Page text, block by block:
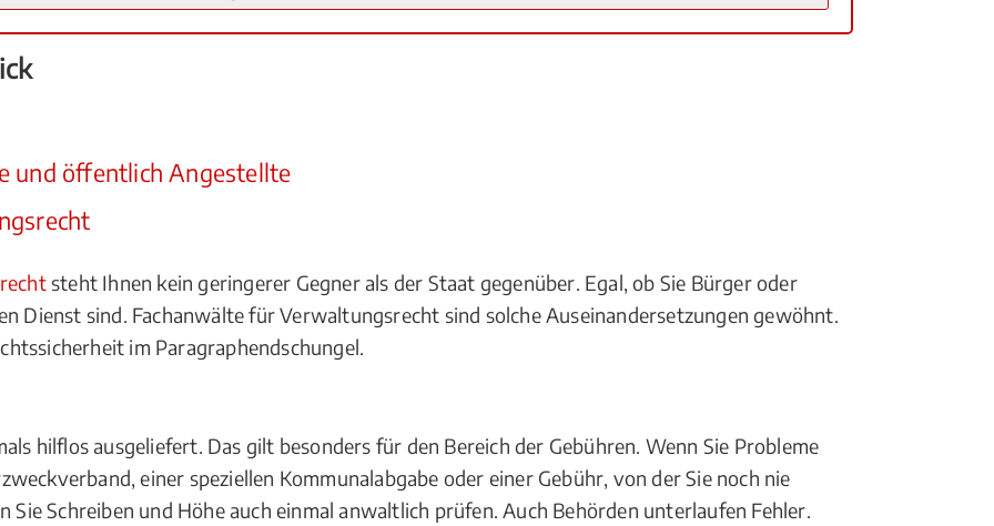
und öffentlich Angestellte
steht Ihnen kein geringerer Gegner als der Staat gegenüber. Egal, ob Sie Bürger oder
Dienst sind. Fachanwälte für Verwaltungsrecht sind solche Auseinandersetzungen gewöhnt.
im Paragraphendschungel.
hilflos ausgeliefert. Das gilt besonders für den Bereich der Gebühren. Wenn Sie Probleme
einer speziellen Kommunalabgabe oder einer Gebühr, von der Sie noch nie
Sie Schreiben und Höhe auch einmal anwaltlich prüfen. Auch Behörden unterlaufen Fehler.